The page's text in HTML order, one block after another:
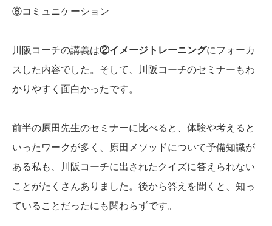
⑧コミュニケーション
川阪コーチの講義は②イメージトレーニングにフォーカ
スした内容でした。そして、川阪コーチのセミナーもわ
かりやすく面白かったです。
前半の原田先生のセミナーに比べると、体験や考えると
いったワークが多く、原田メソッドについて予備知識が
ある私も、川阪コーチに出されたクイズに答えられない
ことがたくさんありました。後から答えを聞くと、知っ
ていることだったにも関わらずです。